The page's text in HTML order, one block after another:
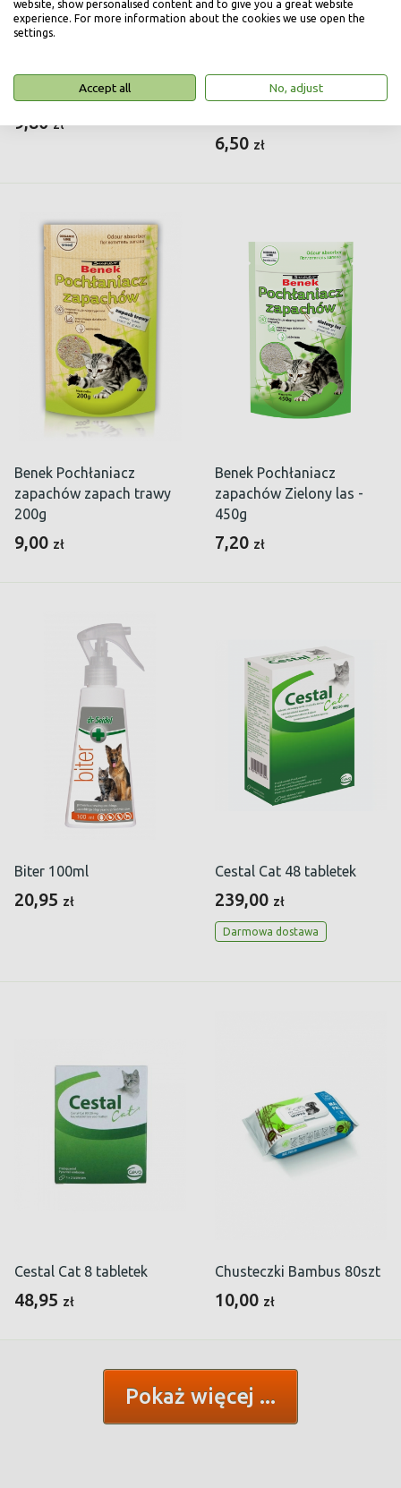
Benek Pochłaniacz
zapachów Morski - 450g
9,80zł
Benek Pochłaniacz
zapachów Naturalny -
6,50 zł
Benek Pochłaniacz
zapachów zapach trawy
200g
9,00 zł
Benek Pochłaniacz
zapachów Zielony las -
450g
7,20 zł
Biter 100ml
20,95 zł
Cestal Cat 48 tabletek
239,00 zł
Darmowa dostawa
Cestal Cat 8 tabletek
48,95 zł
Chusteczki Bambus 80szt
10,00 zł
Pokaż więcej
website, show personalised content and to give you a great website
experience. For more information about the cookies we use open the
settings.
Accept all No, adjust